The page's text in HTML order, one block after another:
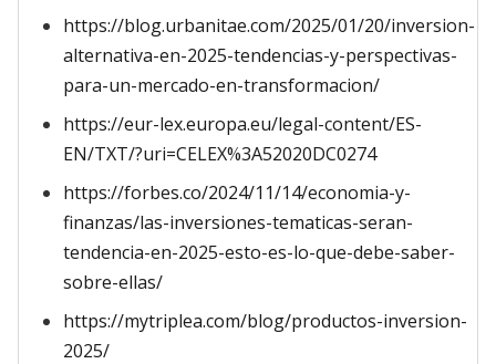
https://blog.urbanitae.com/2025/01/20/inversion-
alternativa-en-2025-tendencias-y-perspectivas-
para-un-mercado-en-transformacion/
https://eur-lex.europa.eu/legal-content/ES-
EN/TXT/?uri=CELEX%3A52020DC0274
https://forbes.co/2024/11/14/economia-y-
finanzas/las-inversiones-tematicas-seran-
tendencia-en-2025-esto-es-lo-que-debe-saber-
sobre-ellas/
https://mytriplea.com/blog/productos-inversion-
2025/